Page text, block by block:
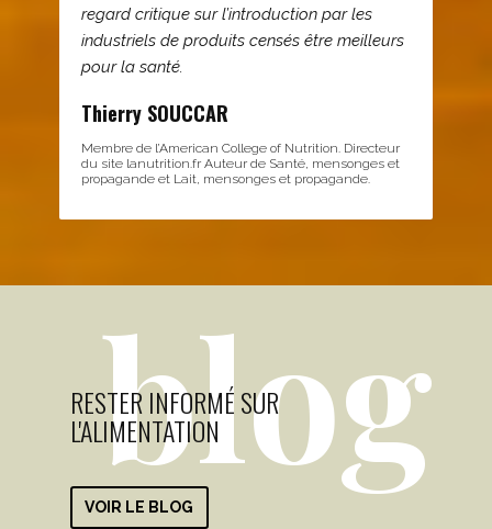
regard critique sur l’introduction par les
industriels de produits censés être meilleurs
pour la santé.
Thierry SOUCCAR
Membre de l’American College of Nutrition. Directeur
du site lanutrition.fr Auteur de Santé, mensonges et
propagande et Lait, mensonges et propagande.
blog
RESTER INFORMÉ SUR
L'ALIMENTATION
VOIR LE BLOG